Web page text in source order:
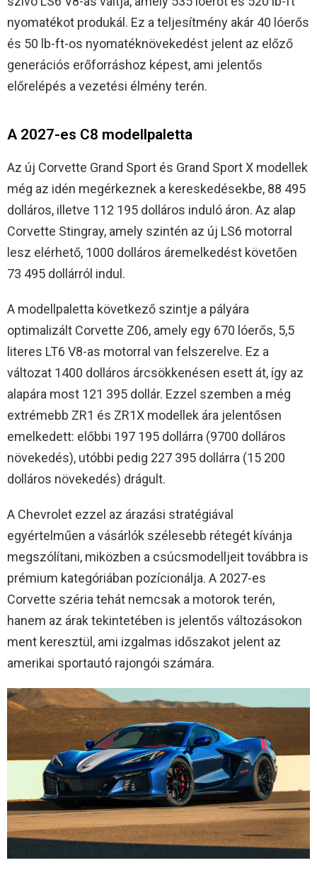
nyomatékot produkál. Ez a teljesítmény akár 40 lóerős
és 50 lb-ft-os nyomatéknövekedést jelent az előző
generációs erőforráshoz képest, ami jelentős
előrelépés a vezetési élmény terén.
A 2027-es C8 modellpaletta
Az új Corvette Grand Sport és Grand Sport X modellek
még az idén megérkeznek a kereskedésekbe, 88 495
dolláros, illetve 112 195 dolláros induló áron. Az alap
Corvette Stingray, amely szintén az új LS6 motorral
lesz elérhető, 1000 dolláros áremelkedést követően
73 495 dollárról indul.
A modellpaletta következő szintje a pályára
optimalizált Corvette Z06, amely egy 670 lóerős, 5,5
literes LT6 V8-as motorral van felszerelve. Ez a
változat 1400 dolláros árcsökkenésen esett át, így az
alapára most 121 395 dollár. Ezzel szemben a még
extrémebb ZR1 és ZR1X modellek ára jelentősen
emelkedett: előbbi 197 195 dollárra (9700 dolláros
növekedés), utóbbi pedig 227 395 dollárra (15 200
dolláros növekedés) drágult.
A Chevrolet ezzel az árazási stratégiával
egyértelműen a vásárlók szélesebb rétegét kívánja
megszólítani, miközben a csúcsmodelljeit továbbra is
prémium kategóriában pozícionálja. A 2027-es
Corvette széria tehát nemcsak a motorok terén,
hanem az árak tekintetében is jelentős változásokon
ment keresztül, ami izgalmas időszakot jelent az
amerikai sportautó rajongói számára.